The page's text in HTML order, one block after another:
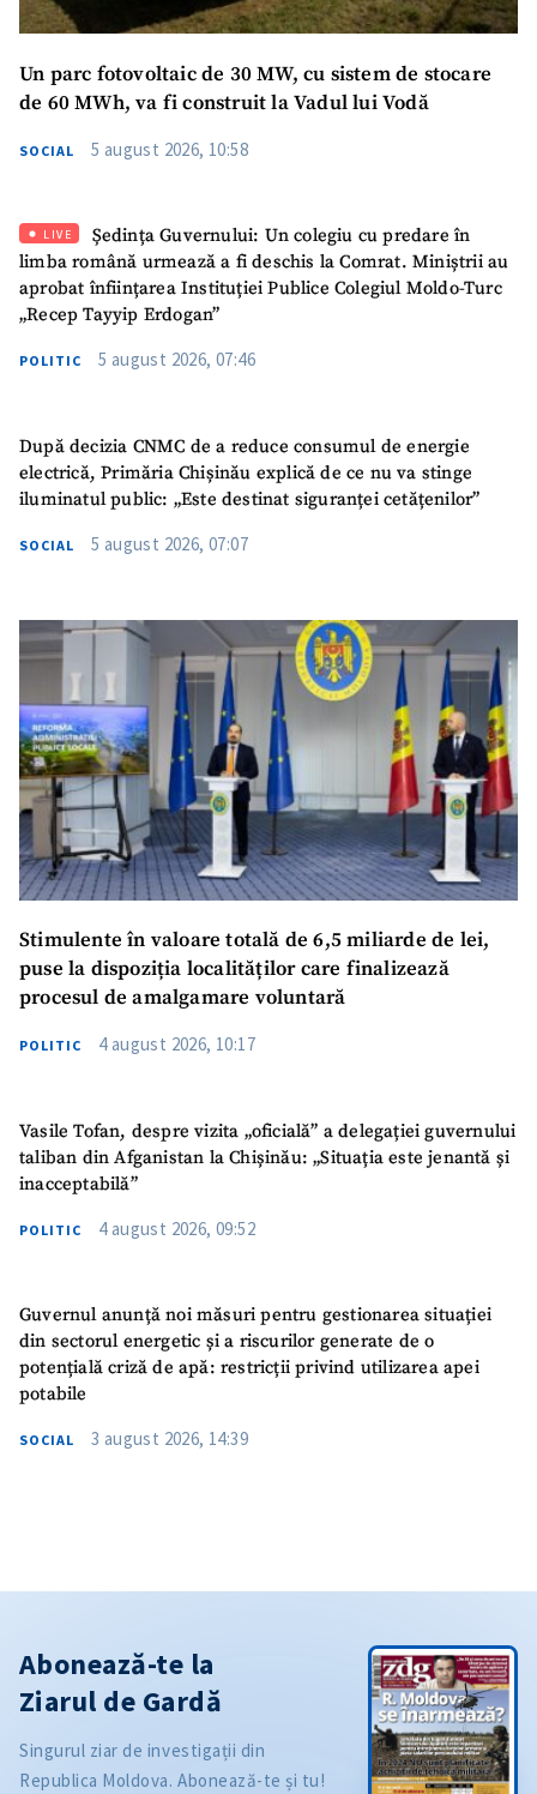
SUSȚINE
Un parc fotovoltaic de 30 MW, cu sistem de stocare
de 60 MWh, va fi construit la Vadul lui Vodă
SOCIAL 5 august 2026, 10:58
LIVE
Ședința Guvernului: Un colegiu cu predare în
limba română urmează a fi deschis la Comrat. Miniștrii au
aprobat înființarea Instituției Publice Colegiul Moldo-Turc
„Recep Tayyip Erdogan”
POLITIC 5 august 2026, 07:46
După decizia CNMC de a reduce consumul de energie
electrică, Primăria Chișinău explică de ce nu va stinge
iluminatul public: „Este destinat siguranței cetățenilor”
SOCIAL 5 august 2026, 07:07
Stimulente în valoare totală de 6,5 miliarde de lei,
puse la dispoziția localităților care finalizează
procesul de amalgamare voluntară
POLITIC 4 august 2026, 10:17
Vasile Tofan, despre vizita „oficială” a delegației guvernului
taliban din Afganistan la Chișinău: „Situația este jenantă și
inacceptabilă”
POLITIC 4 august 2026, 09:52
Guvernul anunță noi măsuri pentru gestionarea situației
din sectorul energetic și a riscurilor generate de o
potențială criză de apă: restricții privind utilizarea apei
potabile
SOCIAL 3 august 2026, 14:39
Abonează-te la
Ziarul de Gardă
Singurul ziar de investigații din
Republica Moldova. Abonează-te și tu!
Mesajul știrei
+ Mesajul știrei
CONTACT SURSĂ
Sursă anonimă
Email+ Emailul meu
Telefon
+ Telefon personal
confidențialitate.
TRIMITE ȘTIREA